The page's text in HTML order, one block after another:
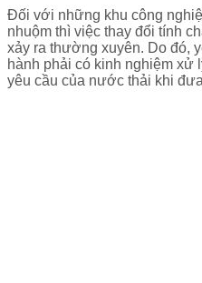
Đối với những khu công
nhuộm thì việc thay đổi tính
xảy ra thường xuyên. Do đó,
hành phải có kinh nghiệm xử
yêu cầu của nước thải khi